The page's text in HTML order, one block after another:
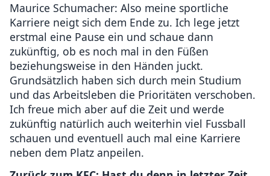
Maurice Schumacher: Also meine sportliche
Karriere neigt sich dem Ende zu. Ich lege jetzt
erstmal eine Pause ein und schaue dann
zukünftig, ob es noch mal in den Füßen
beziehungsweise in den Händen juckt.
Grundsätzlich haben sich durch mein Studium
und das Arbeitsleben die Prioritäten verschoben.
Ich freue mich aber auf die Zeit und werde
zukünftig natürlich auch weiterhin viel Fussball
schauen und eventuell auch mal eine Karriere
neben dem Platz anpeilen.